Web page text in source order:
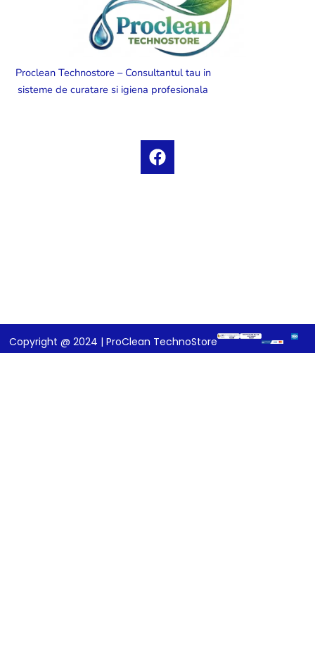
Proclean Technostore – Consultantul tau in
sisteme de curatare si igiena profesionala
F
a
c
Copyright @ 2024 | ProClean TechnoStore